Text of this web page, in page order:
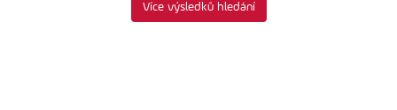
Více výsledků hledání